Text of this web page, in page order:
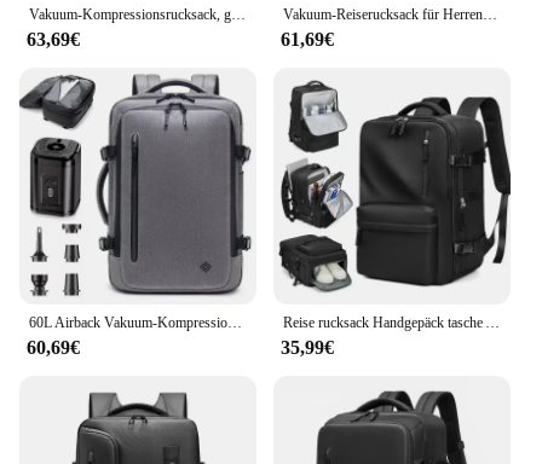
63,69€
Vakuum-Reiserucksack für Herren und Damen, 30 l, großes Fassungsvermögen, Vakuum-Kompressionsrucksack, Business, Schule, Laptop-Rucksack, erweitern, Wandern
61,69€
60,69€ 35,99€